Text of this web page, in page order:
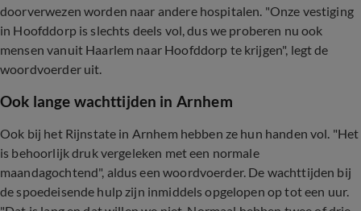
doorverwezen worden naar andere hospitalen. "Onze vestiging
in Hoofddorp is slechts deels vol, dus we proberen nu ook
mensen vanuit Haarlem naar Hoofddorp te krijgen", legt de
woordvoerder uit.
Ook lange wachttijden in Arnhem
Ook bij het Rijnstate in Arnhem hebben ze hun handen vol. "Het
is behoorlijk druk vergeleken met een normale
maandagochtend", aldus een woordvoerder. De wachttijden bij
de spoedeisende hulp zijn inmiddels opgelopen op tot een uur.